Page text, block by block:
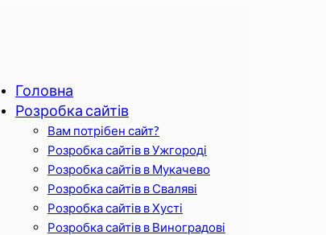
Головна
Розробка сайтів
Вам потрібен сайт?
Розробка сайтів в Ужгороді
Розробка сайтів в Мукачево
Розробка сайтів в Сваляві
Розробка сайтів в Хусті
Розробка сайтів в Виноградові